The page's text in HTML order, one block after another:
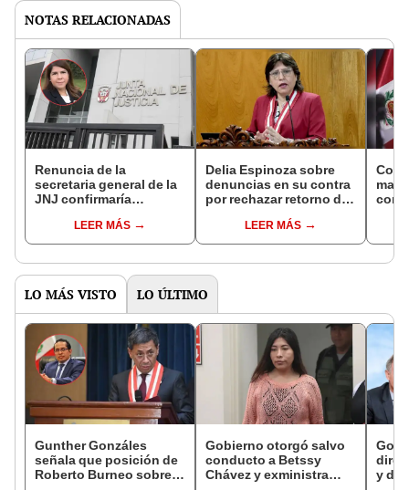
NOTAS RELACIONADAS
Renuncia de la
secretaria general de la
JNJ confirmaría
resolución que reponía
a Patricia Benavides
LEER MÁS
Delia Espinoza sobre
denuncias en su contra
por rechazar retorno de
“Serán archivadas. No
hubo desobediencia”
LEER MÁS
LO MÁS VISTO LO ÚLTIMO
Gunther Gonzáles
señala que posición de
Roberto Burneo sobre
Gobierno otorgó salvo
conducto a Betssy
Chávez y exministra
y